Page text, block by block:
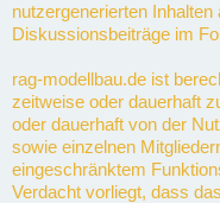
nutzergenerierten
Diskussionsbeiträge im
rag-modellbau.de ist
zeitweise oder dauerhaft
oder dauerhaft von der
sowie einzelnen
eingeschränktem
Verdacht vorliegt, dass